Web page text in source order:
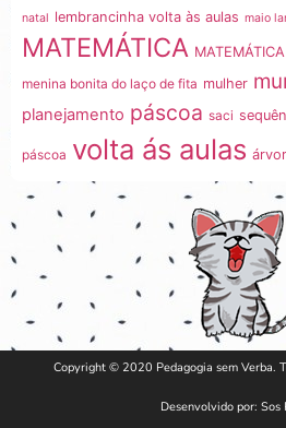
natal lembrancinha volta às aulas maio
MATEMÁTICA
menina bonita do laço de fita mulher
planejamento páscoa saci
páscoa volta ás aulas
Copyright © 2020 Pedagogia sem Verba.
Desenvolvido por: Sos